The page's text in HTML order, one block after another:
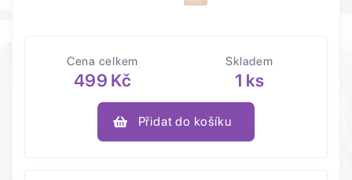
Cena celkem
499 Kč
Skladem
1 ks
Přidat do košíku